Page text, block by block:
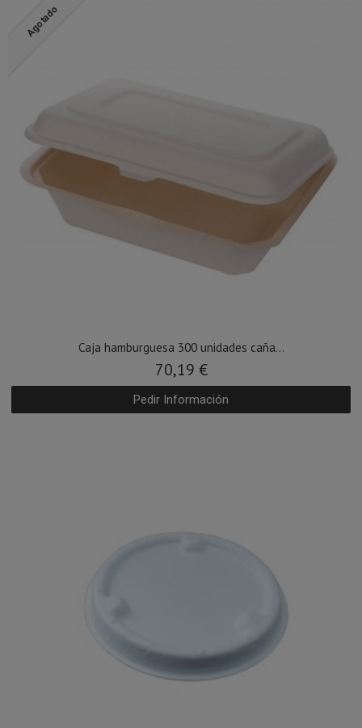
Agotado
Caja hamburguesa 300 unidades caña...
70,19 €
Pedir Información